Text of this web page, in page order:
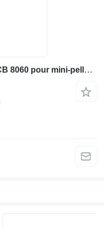
Mufta perekhidna JCB 8060 JCB 8060 pour mini-pelle JCB 8060